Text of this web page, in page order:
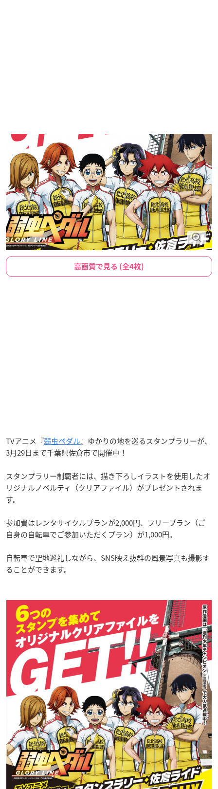
高画質で見る (全4枚)
TVアニメ『弱虫ペダル』ゆかりの地を巡るスタンプラリーが、
3月29日まで千葉県佐倉市で開催中！
スタンプラリー制覇者には、描き下ろしイラストを使用したオ
リジナルノベルティ（クリアファイル）がプレゼントされま
す。
参加費はレンタサイクルプランが2,000円、フリープラン（ご
自身の自転車でご参加いただくプラン）が1,000円。
自転車で聖地巡礼しながら、SNS映え抜群の風景写真も撮影す
ることができます。